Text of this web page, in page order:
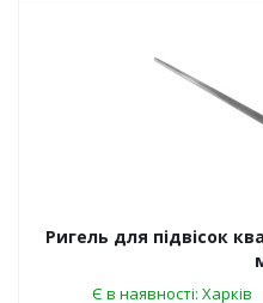
Ригель для підвісок
Є в наявності: Харків